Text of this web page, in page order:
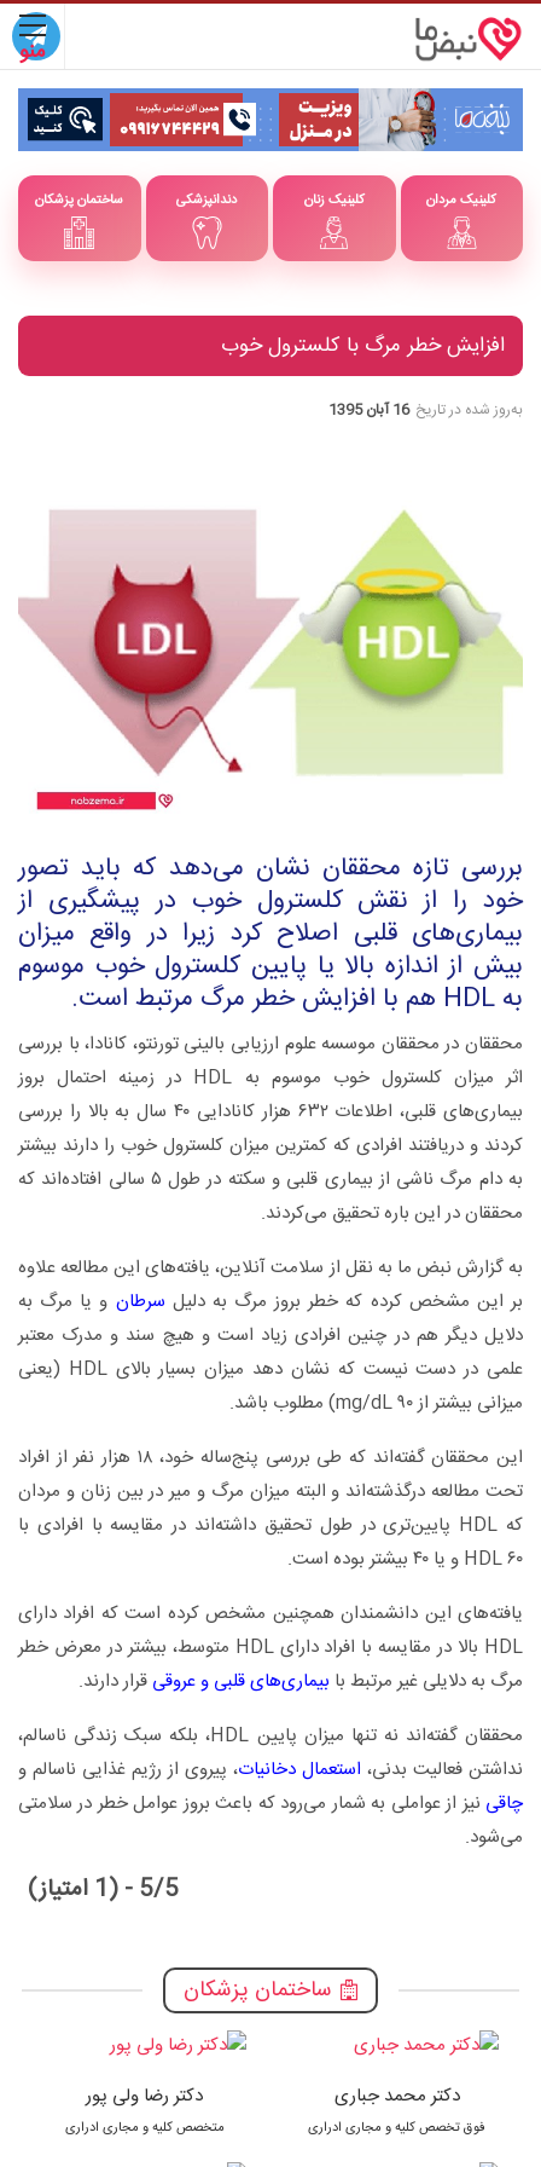
ساختمان پزشکان دندانپزشکی کلینیک زنان کلینیک مردان
افزایش خطر مرگ با کلسترول خوب
به‌روز شده در تاریخ 16 آبان 1395
بررسی تازه محققان نشان می‌دهد که باید تصور
خود را از نقش کلسترول خوب در پیشگیری از
بیماری‌های قلبی اصلاح کرد زیرا در واقع میزان
بیش از اندازه بالا یا پایین کلسترول خوب موسوم
به HDL هم با افزایش خطر مرگ مرتبط است.
محققان در محققان موسسه علوم ارزیابی بالینی تورنتو، کانادا، با بررسی
اثر میزان کلسترول خوب موسوم به HDL در زمینه احتمال بروز
بیماری‌های قلبی، اطلاعات ۶۳۲ هزار کانادایی ۴۰ سال به بالا را بررسی
کردند و دریافتند افرادی که کمترین میزان کلسترول خوب را دارند بیشتر
به دام مرگ ناشی از بیماری قلبی و سکته در طول ۵ سالی افتاده‌اند که
محققان در این باره تحقیق می‌کردند.
به گزارش نبض ما به نقل از سلامت آنلاین، یافته‌های این مطالعه علاوه
بر این مشخص کرده که خطر بروز مرگ به دلیل سرطان و یا مرگ به
دلایل دیگر هم در چنین افرادی زیاد است و هیچ سند و مدرک معتبر
علمی در دست نیست که نشان دهد میزان بسیار بالای HDL (یعنی
میزانی بیشتر از ۹۰ mg/dL) مطلوب باشد.
این محققان گفته‌اند که طی بررسی پنج‌ساله خود، ۱۸ هزار نفر از افراد
تحت مطالعه درگذشته‌اند و البته میزان مرگ و میر در بین زنان و مردان
که HDL پایین‌تری در طول تحقیق داشته‌اند در مقایسه با افرادی با
HDL ۶۰ و یا ۴۰ بیشتر بوده است.
یافته‌های این دانشمندان همچنین مشخص کرده است که افراد دارای
HDL بالا در مقایسه با افراد دارای HDL متوسط، بیشتر در معرض خطر
مرگ به دلایلی غیر مرتبط با بیماری‌های قلبی و عروقی قرار دارند.
محققان گفته‌اند نه تنها میزان پایین HDL، بلکه سبک زندگی ناسالم،
نداشتن فعالیت بدنی، استعمال دخانیات، پیروی از رژیم غذایی ناسالم و
چاقی نیز از عواملی به شمار می‌رود که باعث بروز عوامل خطر در سلامتی
می‌شود.
5/5 - (1 امتیاز)
ساختمان پزشکان
دکتر محمد جباری
فوق تخصص کلیه و مجاری ادراری
دکتر رضا ولی پور
متخصص کلیه و مجاری ادراری